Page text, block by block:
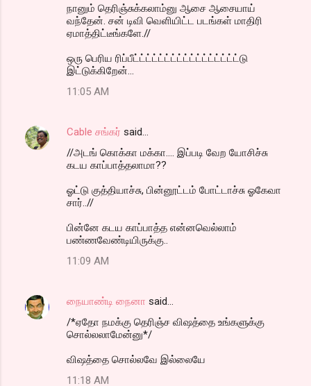
நானும் தெரிஞ்சுக்கலாம்னு ஆசை ஆசையாய்
வந்தேன். சன் டிவி வெளியிட்ட படங்கள் மாதிரி
ஏமாத்திட்டீங்களே.//
ஒரு பெரிய ரிப்பீட்ட்ட்ட்ட்ட்ட்ட்ட்ட்ட்ட்ட்ட்ட்ட்ட்டு
இட்டுக்கிறேன்...
11:05 AM
Cable சங்கர் said…
//அடங் கொக்கா மக்கா.... இப்படி வேற யோசிச்சு
கடய காப்பாத்தலாமா??
ஓட்டு குத்தியாச்சு, பின்னூட்டம் போட்டாச்சு ஓகேவா
சார்..//
பின்னே கடய காப்பாத்த என்னவெல்லாம்
பண்ணவேண்டியிருக்கு..
11:09 AM
நையாண்டி நைனா said…
/*ஏதோ நமக்கு தெரிஞ்ச விஷத்தை உங்களுக்கு
சொல்லலாமேன்னு*/
விஷத்தை சொல்லவே இல்லையே
11:18 AM